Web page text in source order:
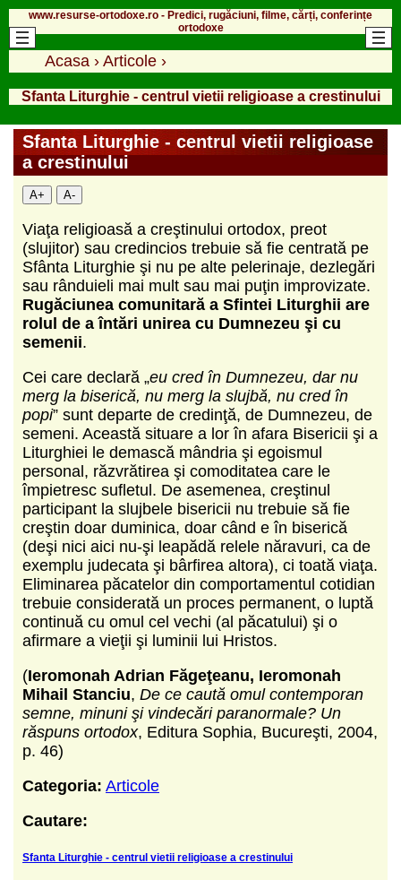
www.resurse-ortodoxe.ro - Predici, rugăciuni, filme, cărți, conferințe
ortodoxe
Acasa › Articole ›
Sfanta Liturghie - centrul vietii religioase a crestinului
Sfanta Liturghie - centrul vietii religioase
a crestinului
A+ A-
Viaţa religioasă a creştinului ortodox, preot
(slujitor) sau credincios trebuie să fie centrată pe
Sfânta Liturghie şi nu pe alte pelerinaje, dezlegări
sau rânduieli mai mult sau mai puţin improvizate.
Rugăciunea comunitară a Sfintei Liturghii are
rolul de a întări unirea cu Dumnezeu şi cu
semenii.
Cei care declară „eu cred în Dumnezeu, dar nu
merg la biserică, nu merg la slujbă, nu cred în
popi” sunt departe de credinţă, de Dumnezeu, de
semeni. Această situare a lor în afara Bisericii şi a
Liturghiei le demască mândria şi egoismul
personal, răzvrătirea şi comoditatea care le
împietresc sufletul. De asemenea, creştinul
participant la slujbele bisericii nu trebuie să fie
creştin doar duminica, doar când e în biserică
(deşi nici aici nu-şi leapădă relele năravuri, ca de
exemplu judecata şi bârfirea altora), ci toată viaţa.
Eliminarea păcatelor din comportamentul cotidian
trebuie considerată un proces permanent, o luptă
continuă cu omul cel vechi (al păcatului) şi o
afirmare a vieţii şi luminii lui Hristos.
(Ieromonah Adrian Făgeţeanu, Ieromonah
Mihail Stanciu, De ce caută omul contemporan
semne, minuni şi vindecări paranormale? Un
răspuns ortodox, Editura Sophia, Bucureşti, 2004,
p. 46)
Categoria: Articole
Cautare:
Sfanta Liturghie - centrul vietii religioase a crestinului